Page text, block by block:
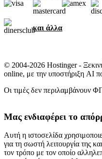
και άλλα
© 2004-2026 Hostinger -
online, με την υποστήριξη AI
Οι τιμές δεν περιλαμβάνουν
Μας ενδιαφέρει το
Αυτή η ιστοσελίδα
για τη σωστή λειτουργία της
τον τρόπο με τον οποίο